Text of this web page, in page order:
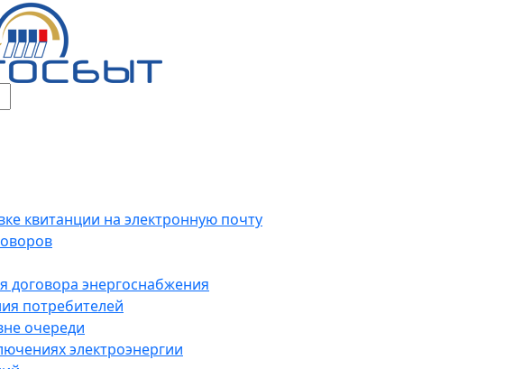
квитанции на электронную почту
договора энергоснабжения
потребителей
очереди
электроэнергии